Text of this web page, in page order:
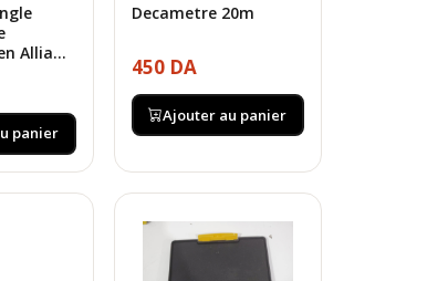
Allia...
panier
Decametre 20m
450 DA
Ajouter au panier